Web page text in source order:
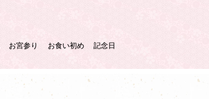
お宮参り お食い初め 記念日